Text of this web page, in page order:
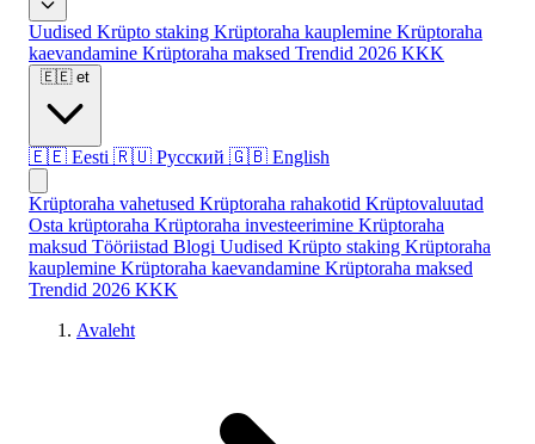
Uudised Krüpto staking Krüptoraha kauplemine Krüptoraha
kaevandamine Krüptoraha maksed Trendid 2026 KKK
🇪🇪 et
🇪🇪 Eesti 🇷🇺 Русский 🇬🇧 English
Krüptoraha vahetused Krüptoraha rahakotid Krüptovaluutad
Osta krüptoraha Krüptoraha investeerimine Krüptoraha
maksud Tööriistad Blogi Uudised Krüpto staking Krüptoraha
kauplemine Krüptoraha kaevandamine Krüptoraha maksed
Trendid 2026 KKK
Avaleht